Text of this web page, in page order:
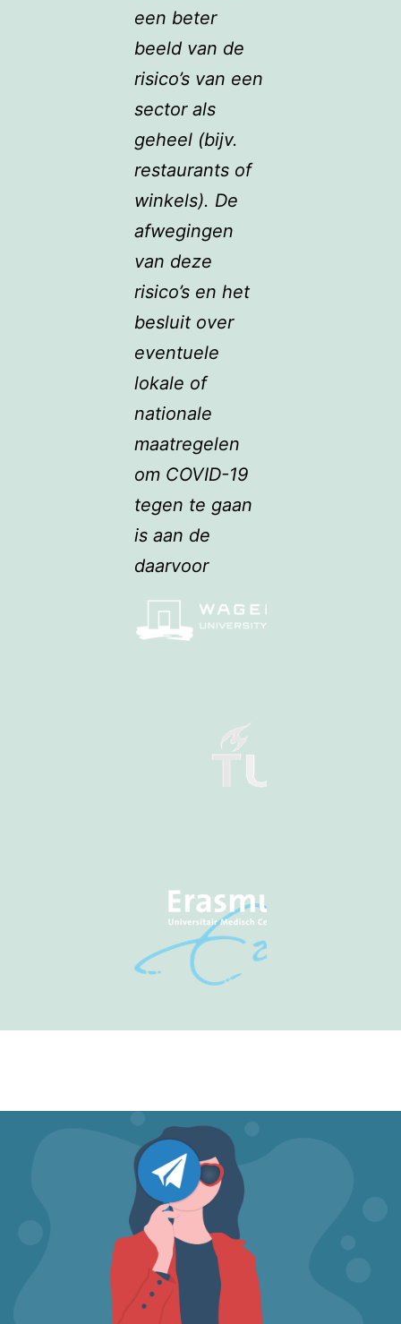
een beter
beeld van de
risico’s van een
sector als
geheel (bijv.
restaurants of
winkels). De
afwegingen
van deze
risico’s en het
besluit over
eventuele
lokale of
nationale
maatregelen
om COVID-19
tegen te gaan
is aan de
daarvoor